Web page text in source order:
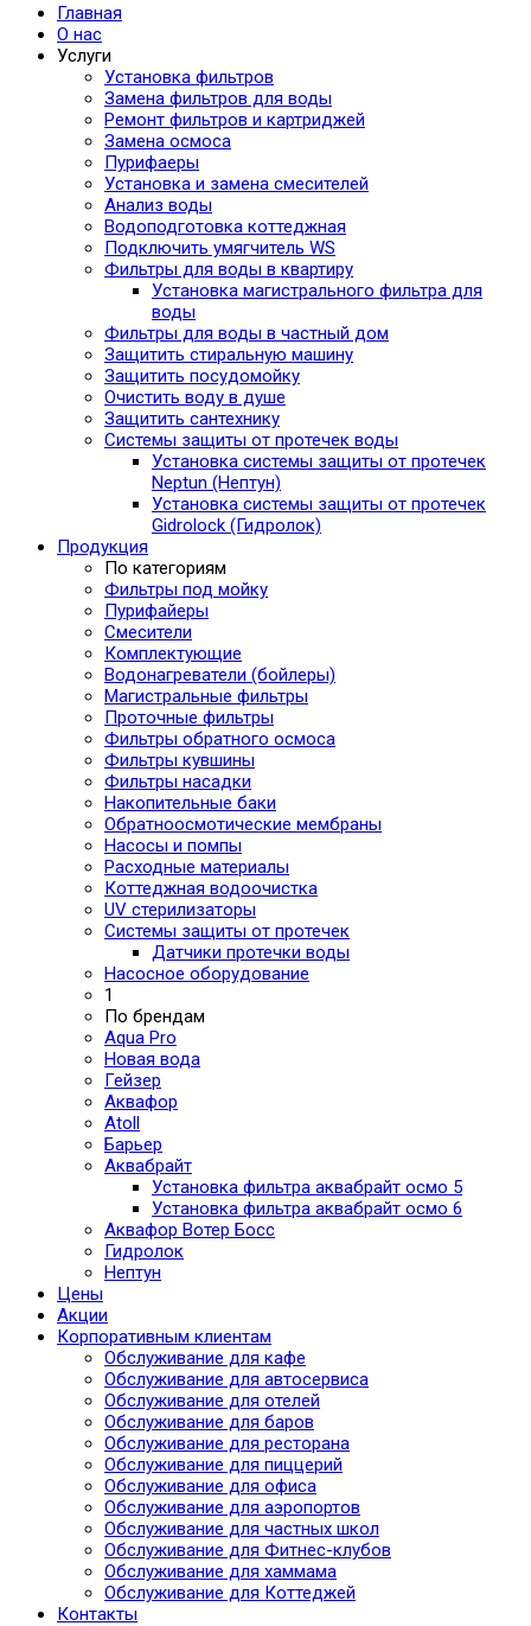
Главная
О нас
Услуги
Установка фильтров
Замена фильтров для воды
Ремонт фильтров и картриджей
Замена осмоса
Пурифаеры
Установка и замена смесителей
Анализ воды
Водоподготовка коттеджная
Подключить умягчитель WS
Фильтры для воды в квартиру
Установка магистрального фильтра для
воды
Фильтры для воды в частный дом
Защитить стиральную машину
Защитить посудомойку
Очистить воду в душе
Защитить сантехнику
Системы защиты от протечек воды
Установка системы защиты от протечек
Neptun (Нептун)
Установка системы защиты от протечек
Gidrolock (Гидролок)
Продукция
По категориям
Фильтры под мойку
Пурифайеры
Смесители
Комплектующие
Водонагреватели (бойлеры)
Магистральные фильтры
Проточные фильтры
Фильтры обратного осмоса
Фильтры кувшины
Фильтры насадки
Накопительные баки
Обратноосмотические мембраны
Насосы и помпы
Расходные материалы
Коттеджная водоочистка
UV стерилизаторы
Системы защиты от протечек
Датчики протечки воды
Насосное оборудование
1
По брендам
Aqua Pro
Новая вода
Гейзер
Аквафор
Atoll
Барьер
Аквабрайт
Установка фильтра аквабрайт осмо 5
Установка фильтра аквабрайт осмо 6
Аквафор Вотер Босс
Гидролок
Нептун
Цены
Акции
Корпоративным клиентам
Обслуживание для кафе
Обслуживание для автосервиса
Обслуживание для отелей
Обслуживание для баров
Обслуживание для ресторана
Обслуживание для пиццерий
Обслуживание для офиса
Обслуживание для аэропортов
Обслуживание для частных школ
Обслуживание для Фитнес-клубов
Обслуживание для хаммама
Обслуживание для Коттеджей
Контакты